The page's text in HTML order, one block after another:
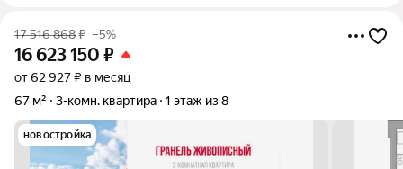
17 516 868₽ –5%
16 623 150 ₽
от 62 927 ₽ в месяц
67 м²
3-комн. квартира 1 этаж из 8
новостройка